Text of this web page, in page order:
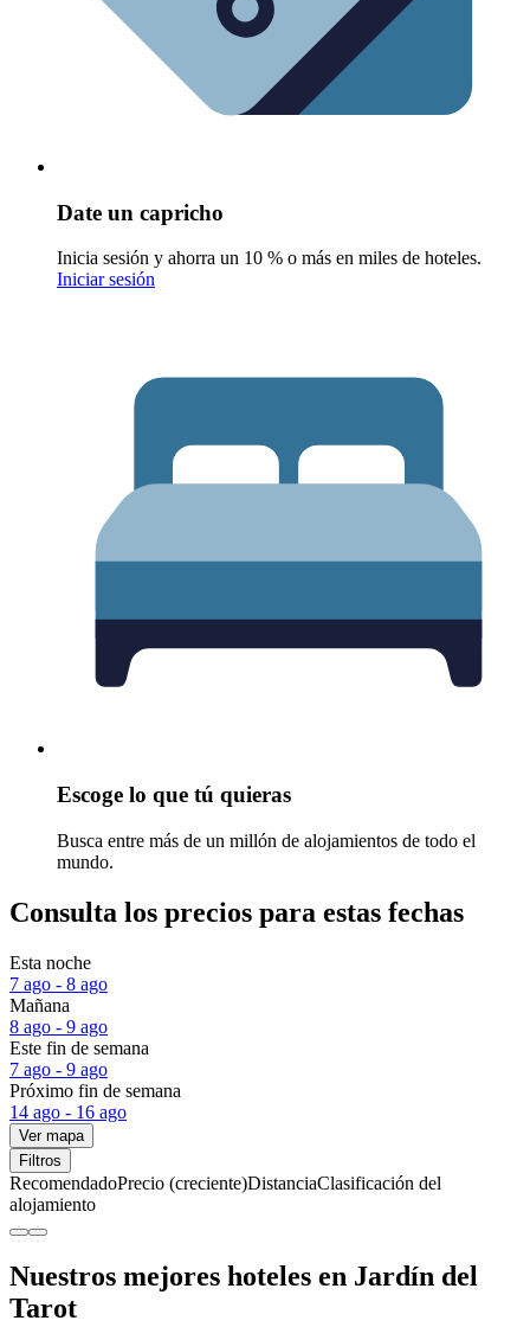
Date un capricho
Inicia sesión y ahorra un 10 % o más en miles de hoteles.
Iniciar sesión
Escoge lo que tú quieras
Busca entre más de un millón de alojamientos de todo el
mundo.
Consulta los precios para estas fechas
Esta noche
7 ago - 8 ago
Mañana
8 ago - 9 ago
Este fin de semana
7 ago - 9 ago
Próximo fin de semana
14 ago - 16 ago
Ver mapa
Filtros
RecomendadoPrecio (creciente)DistanciaClasificación del
alojamiento
Nuestros mejores hoteles en Jardín del
Tarot